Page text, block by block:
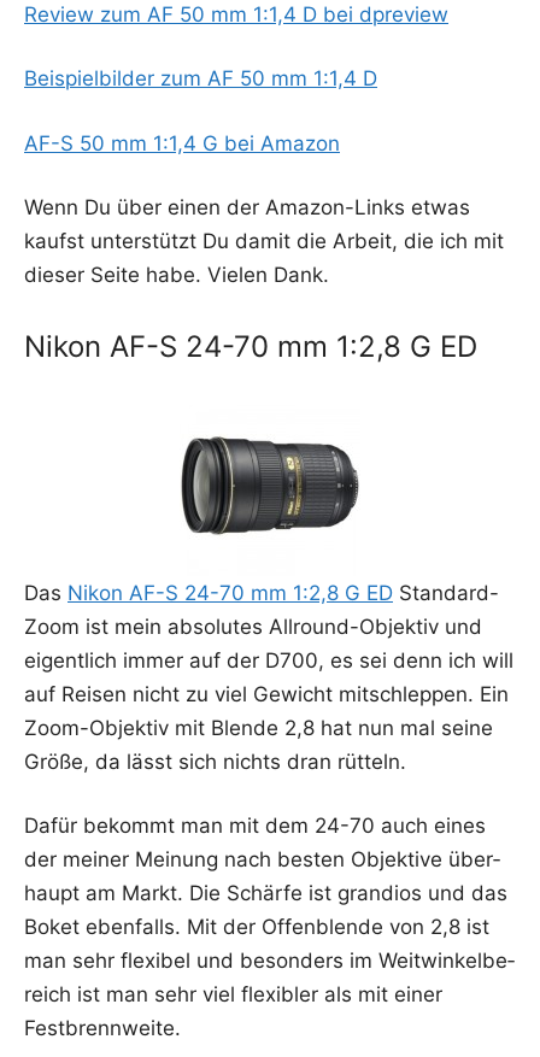
Review zum AF 50 mm 1:1,4 D bei dpreview
Bei­spiel­bil­der zum AF 50 mm 1:1,4 D
AF-S 50 mm 1:1,4 G bei Amazon
Wenn Du über einen der Ama­zon-Links etwas
kaufst unter­stützt Du damit die Arbeit, die ich mit
die­ser Sei­te habe. Vie­len Dank.
Nikon AF-S 24-70 mm 1:2,8 G ED
Das Nikon AF-S 24-70 mm 1:2,8 G ED Stan­dard-
Zoom ist mein abso­lu­tes All­round-Objek­tiv und
eigent­lich immer auf der D700, es sei denn ich will
auf Rei­sen nicht zu viel Gewicht mit­schlep­pen. Ein
Zoom-Objek­tiv mit Blen­de 2,8 hat nun mal sei­ne
Grö­ße, da lässt sich nichts dran rütteln.
Dafür bekommt man mit dem 24-70 auch eines
der mei­ner Mei­nung nach bes­ten Objek­ti­ve über­
haupt am Markt. Die Schär­fe ist gran­di­os und das
Boket eben­falls. Mit der Offen­blen­de von 2,8 ist
man sehr fle­xi­bel und beson­ders im Weit­win­kel­be­
reich ist man sehr viel fle­xi­bler als mit einer
Festbrennweite.